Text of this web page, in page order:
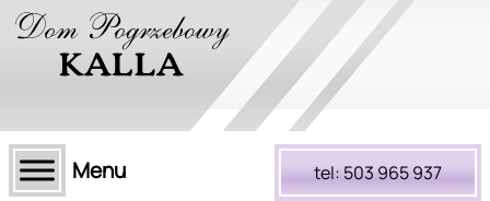
tel: 503 965 937